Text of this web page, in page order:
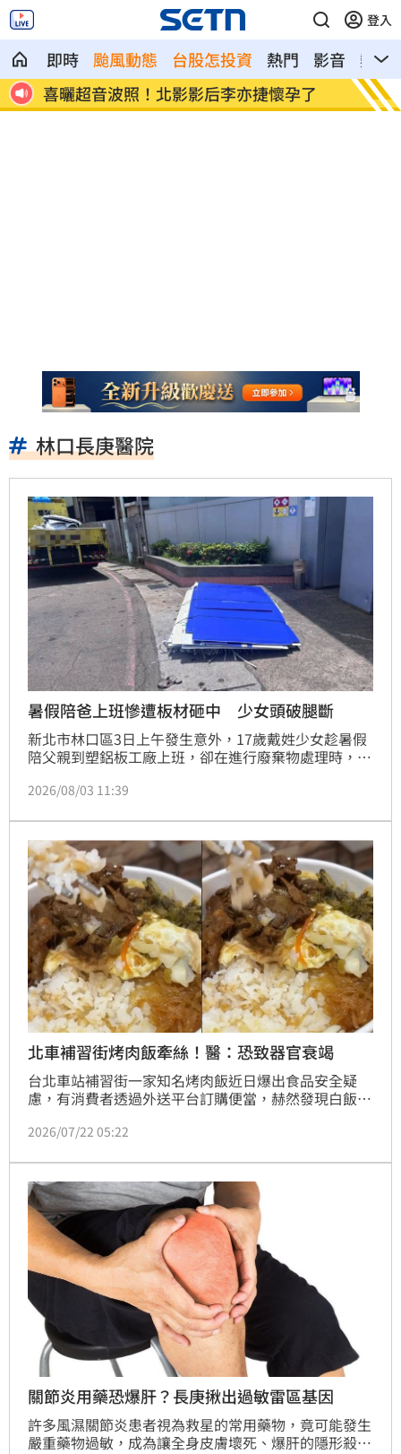
登入
即時 颱風動態 台股怎投資 熱門 影音
熱搜
洛杉磯空廚爆食安危機 主管逼洗蛆蟲餐
具
蘇震
光
林口長庚醫院
暑假陪爸上班慘遭板材砸中 少女頭破腿斷
新北市林口區3日上午發生意外，17歲戴姓少女趁暑假
陪父親到塑鋁板工廠上班，卻在進行廢棄物處理時，遭
緊急送醫後已無大礙，確切事故原因則仍需釐清。
2026/08/03 11:39
北車補習街烤肉飯牽絲！醫：恐致器官衰竭
台北車站補習街一家知名烤肉飯近日爆出食品安全疑
慮，有消費者透過外送平台訂購便當，赫然發現白飯拉
向消費者致歉，並承諾全面清潔環境與檢討保存流程；
人掌桿菌引發食物中毒。台北市衛生局表示將派員前往
稽查，若發現缺失將限期改善，逾期未改將依法開罰。
2026/07/22 05:22
關節炎用藥恐爆肝？長庚揪出過敏雷區基因
許多風濕關節炎患者視為救星的常用藥物，竟可能發生
嚴重藥物過敏，成為讓全身皮膚壞死、爆肝的隱形殺